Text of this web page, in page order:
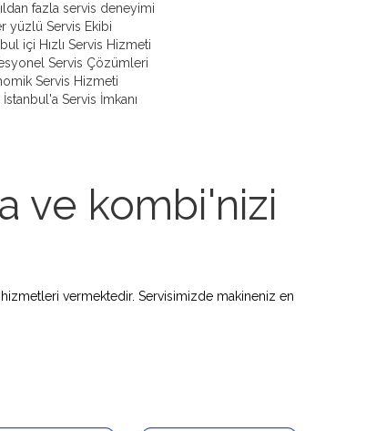
fazla servis deneyimi
yüzlü Servis Ekibi
içi Hızlı Servis Hizmeti
Servis Çözümleri
Servis Hizmeti
Servis İmkanı
ve kombi'nizi
vermektedir. Servisimizde makineniz en